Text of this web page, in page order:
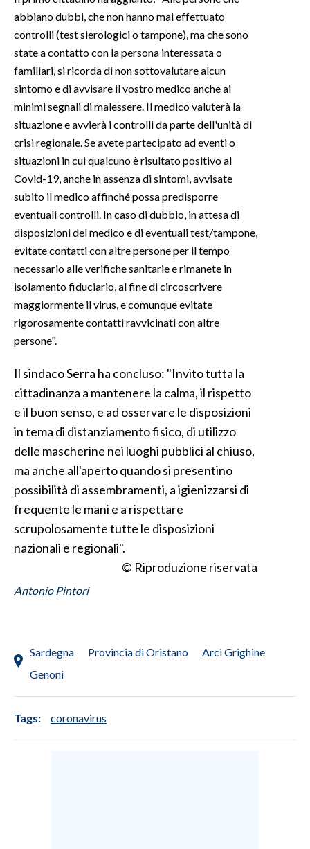
NECROLOGI
PUBBLICITÀ
SPIAGGE
STORE
abbiano dubbi, che non hanno mai effettuato
controlli (test sierologici o tampone), ma che sono
state a contatto con la persona interessata o
familiari, si ricorda di non sottovalutare alcun
sintomo e di avvisare il vostro medico anche ai
minimi segnali di malessere. Il medico valuterà la
situazione e avvierà i controlli da parte dell'unità di
crisi regionale. Se avete partecipato ad eventi o
situazioni in cui qualcuno è risultato positivo al
Covid-19, anche in assenza di sintomi, avvisate
subito il medico affinché possa predisporre
eventuali controlli. In caso di dubbio, in attesa di
disposizioni del medico e di eventuali test/tampone,
evitate contatti con altre persone per il tempo
necessario alle verifiche sanitarie e rimanete in
isolamento fiduciario, al fine di circoscrivere
maggiormente il virus, e comunque evitate
rigorosamente contatti ravvicinati con altre
persone".
Il sindaco Serra ha concluso: "Invito tutta la
cittadinanza a mantenere la calma, il rispetto
e il buon senso, e ad osservare le disposizioni
in tema di distanziamento fisico, di utilizzo
delle mascherine nei luoghi pubblici al chiuso,
ma anche all'aperto quando si presentino
possibilità di assembramenti, a igienizzarsi di
frequente le mani e a rispettare
scrupolosamente tutte le disposizioni
nazionali e regionali".
© Riproduzione riservata
Antonio Pintori
Sardegna Provincia di Oristano
Arci Grighine
Genoni
Tags: coronavirus